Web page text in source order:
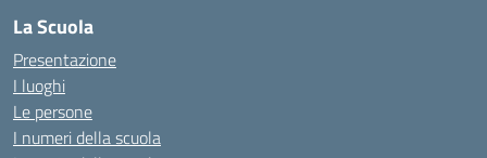
La Scuola
Presentazione
I luoghi
Le persone
I numeri della scuola